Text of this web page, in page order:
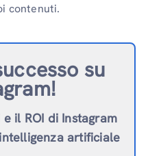
contenuti.
su
il ROI di Instagram
artificiale